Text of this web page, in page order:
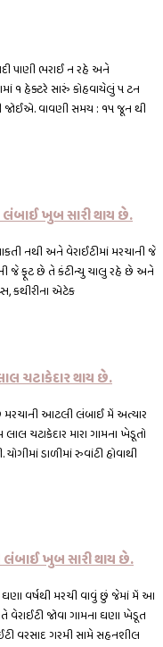
પાણી ભરાઈ ન રહે અને
૧ હેક્ટરે સારું કોહવાયેલું ૫ ટન
જોઈએ. વાવણી સમય : ૧૫ જૂન થી
લંબાઈ ખુબ સારી થાય છે.
નથી અને વેરાઈટીમાં મરચાની જે
જે ફૂટ છે તે કંટીન્યુ ચાલુ રહે છે અને
કથીરીના એટેક
ચટાકેદાર થાય છે.
મરચાની આટલી લંબાઈ મેં અત્યાર
ચટાકેદાર મારા ગામના ખેડૂતો
ડાળીમાં રુવાંટી હોવાથી
લંબાઈ ખુબ સારી થાય છે.
વર્ષથી મરચી વાવું છું જેમાં મેં આ
વેરાઈટી જોવા ગામના ઘણા ખેડૂત
વરસાદ ગરમી સામે સહનશીલ